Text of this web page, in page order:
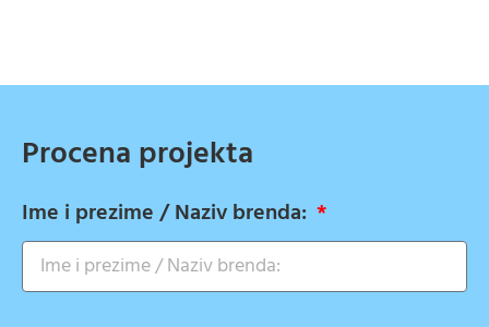
Procena projekta
Ime i prezime / Naziv brenda: